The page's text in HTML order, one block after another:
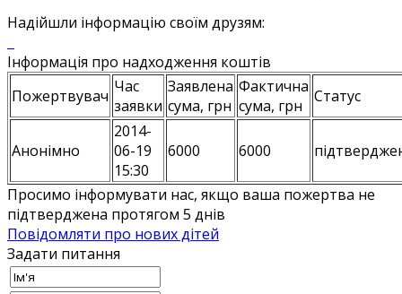
Надійшли інформацію своїм друзям:
Інформація про надходження коштів
Пожертвувач Час
заявки
Заявлена
сума, грн
Фактична
сума, грн
Статус
Анонiмно
2014-
06-19
15:30
6000 6000
Просимо інформувати нас, якщо ваша пожертва не
підтверджена протягом 5 днів
Повідомляти про нових дітей
Задати питання